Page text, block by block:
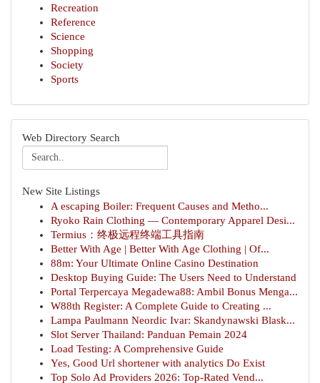
Recreation
Reference
Science
Shopping
Society
Sports
Web Directory Search
New Site Listings
A escaping Boiler: Frequent Causes and Metho...
Ryoko Rain Clothing — Contemporary Apparel Desi...
Termius：终极远程终端工具指南
Better With Age | Better With Age Clothing | Of...
88m: Your Ultimate Online Casino Destination
Desktop Buying Guide: The Users Need to Understand
Portal Terpercaya Megadewa88: Ambil Bonus Menga...
W88th Register: A Complete Guide to Creating ...
Lampa Paulmann Neordic Ivar: Skandynawski Blask...
Slot Server Thailand: Panduan Pemain 2024
Load Testing: A Comprehensive Guide
Yes, Good Url shortener with analytics Do Exist
Top Solo Ad Providers 2026: Top-Rated Vend...